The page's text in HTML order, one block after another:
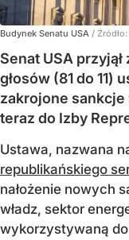
Budynek Senatu USA / Źródło:
Senat USA
głosów (81 do 11)
zakrojone
teraz do Izby
Ustawa, nazwana
republikańskiego
nałożenie nowych
władz, sektor
wykorzystywaną